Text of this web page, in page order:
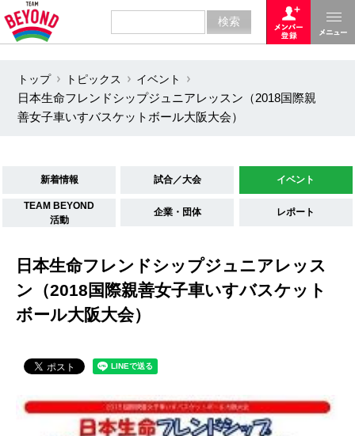
トップ トピックス
イベント
日本生命フレンドシップジュニアレッスン（2018国際親
善女子車いすバスケットボール大阪大会）
新着情報 試合／大会 イベント
TEAM BEYOND
活動
企業・団体 レポート
日本生命フレンドシップジュニアレッス
ン（2018国際親善女子車いすバスケット
ボール大阪大会）